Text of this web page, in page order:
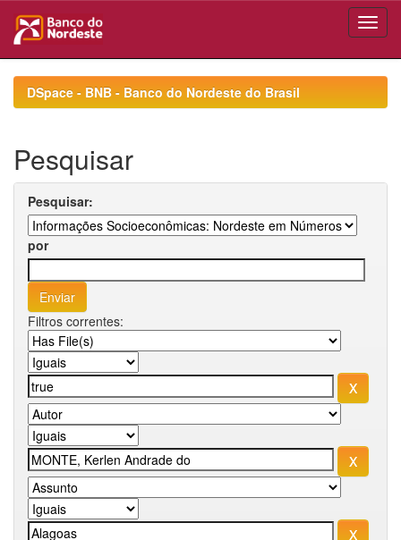
navigationDSpace - BNB - Banco do Nordeste do Brasil
Pesquisar
Pesquisar:
por
Filtros correntes: